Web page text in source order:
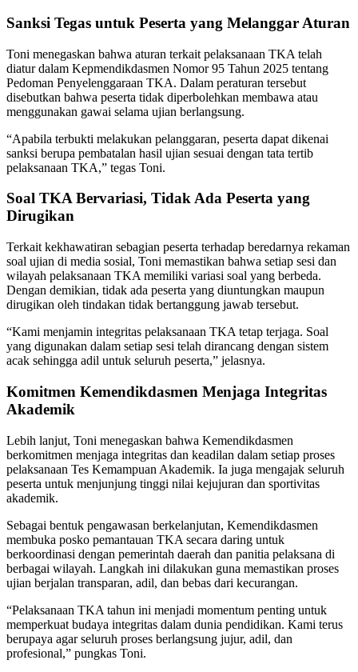
Sanksi Tegas untuk Peserta yang Melanggar Aturan
Toni menegaskan bahwa aturan terkait pelaksanaan TKA telah
diatur dalam Kepmendikdasmen Nomor 95 Tahun 2025 tentang
Pedoman Penyelenggaraan TKA. Dalam peraturan tersebut
disebutkan bahwa peserta tidak diperbolehkan membawa atau
menggunakan gawai selama ujian berlangsung.
“Apabila terbukti melakukan pelanggaran, peserta dapat dikenai
sanksi berupa pembatalan hasil ujian sesuai dengan tata tertib
pelaksanaan TKA,” tegas Toni.
Soal TKA Bervariasi, Tidak Ada Peserta yang
Dirugikan
Terkait kekhawatiran sebagian peserta terhadap beredarnya rekaman
soal ujian di media sosial, Toni memastikan bahwa setiap sesi dan
wilayah pelaksanaan TKA memiliki variasi soal yang berbeda.
Dengan demikian, tidak ada peserta yang diuntungkan maupun
dirugikan oleh tindakan tidak bertanggung jawab tersebut.
“Kami menjamin integritas pelaksanaan TKA tetap terjaga. Soal
yang digunakan dalam setiap sesi telah dirancang dengan sistem
acak sehingga adil untuk seluruh peserta,” jelasnya.
Komitmen Kemendikdasmen Menjaga Integritas
Akademik
Lebih lanjut, Toni menegaskan bahwa Kemendikdasmen
berkomitmen menjaga integritas dan keadilan dalam setiap proses
pelaksanaan Tes Kemampuan Akademik. Ia juga mengajak seluruh
peserta untuk menjunjung tinggi nilai kejujuran dan sportivitas
akademik.
Sebagai bentuk pengawasan berkelanjutan, Kemendikdasmen
membuka posko pemantauan TKA secara daring untuk
berkoordinasi dengan pemerintah daerah dan panitia pelaksana di
berbagai wilayah. Langkah ini dilakukan guna memastikan proses
ujian berjalan transparan, adil, dan bebas dari kecurangan.
“Pelaksanaan TKA tahun ini menjadi momentum penting untuk
memperkuat budaya integritas dalam dunia pendidikan. Kami terus
berupaya agar seluruh proses berlangsung jujur, adil, dan
profesional,” pungkas Toni.